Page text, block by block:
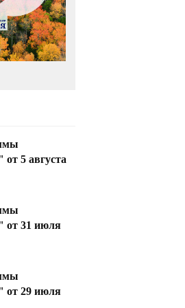
5 августа
от 31 июля
от 29 июля